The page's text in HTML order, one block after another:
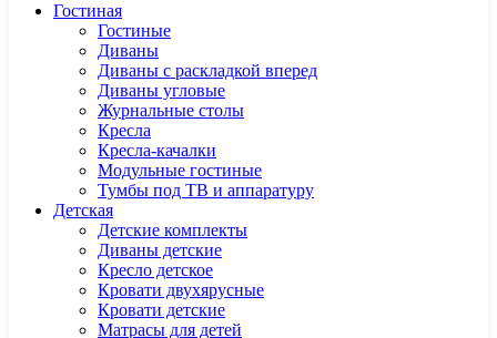
Гостиная
Гостиные
Диваны
Диваны с раскладкой вперед
Диваны угловые
Журнальные столы
Кресла
Кресла-качалки
Модульные гостиные
Тумбы под ТВ и аппаратуру
Детская
Детские комплекты
Диваны детские
Кресло детское
Кровати двухярусные
Кровати детские
Матрасы для детей